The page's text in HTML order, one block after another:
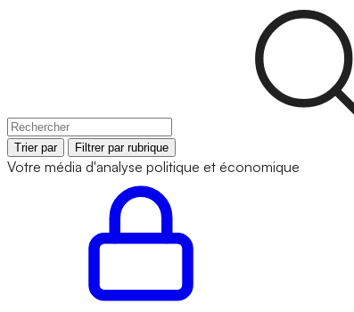
Trier par Filtrer par rubrique
Votre média d'analyse politique et économique